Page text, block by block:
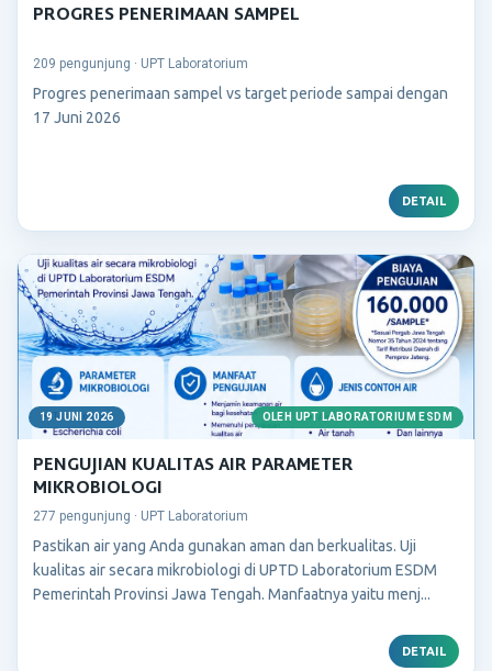
PROGRES PENERIMAAN SAMPEL
209 pengunjung · UPT Laboratorium
Progres penerimaan sampel vs target periode sampai dengan
17 Juni 2026
DETAIL
19 JUNI 2026 OLEH UPT LABORATORIUM ESDM
PENGUJIAN KUALITAS AIR PARAMETER
MIKROBIOLOGI
277 pengunjung · UPT Laboratorium
Pastikan air yang Anda gunakan aman dan berkualitas. Uji
kualitas air secara mikrobiologi di UPTD Laboratorium ESDM
Pemerintah Provinsi Jawa Tengah. Manfaatnya yaitu menj...
DETAIL